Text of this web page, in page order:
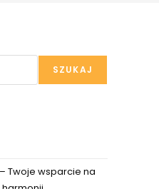
SZUKAJ
Twoje wsparcie na